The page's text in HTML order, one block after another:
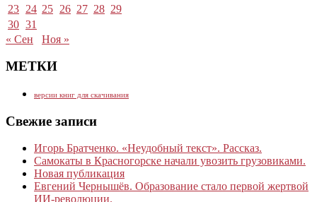
23 24 25 26 27 28 29
30 31
« Сен
Ноя »
МЕТКИ
версии книг для скачивания
Свежие записи
Игорь Братченко. «Неудобный текст». Рассказ.
Самокаты в Красногорске начали увозить грузовиками.
Новая публикация
Евгений Чернышёв. Образование стало первой жертвой
ИИ-революции.